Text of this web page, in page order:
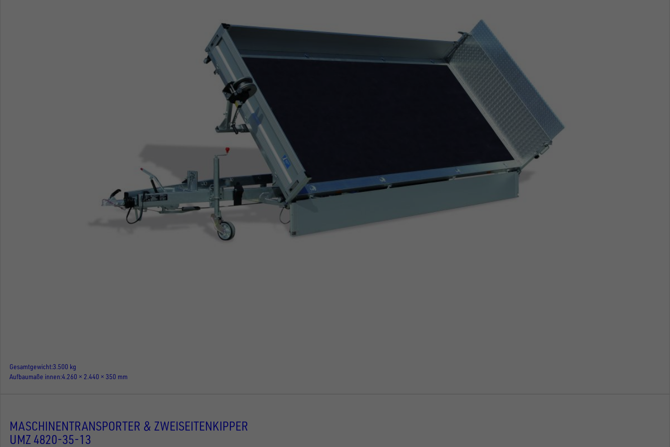
Gesamtgewicht3.500 kg
Aufbaumaße innen 4.260 × 2.440 × 350 mm
MASCHINENTRANSPORTER & ZWEISEITENKIPPER
UMZ 4820-35-13